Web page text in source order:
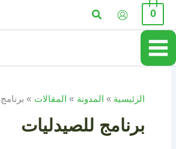
تخطي
المحتوى
0 البحث
الرئيسية المدونة المقالات
برنامج للصيدليات